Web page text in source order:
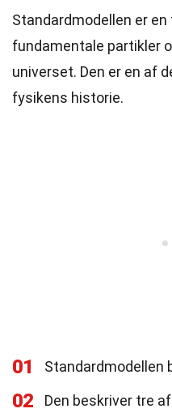
Standardmodellen er
fundamentale partikler
universet. Den er en af
fysikens historie.
01 Standardmodellen
02
Den beskriver tre